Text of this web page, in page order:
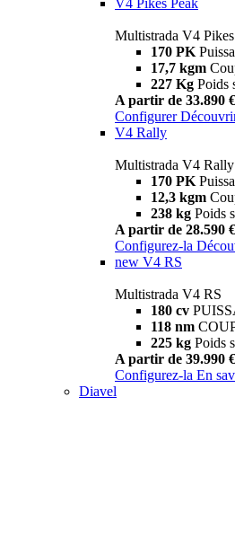
Multistrada V4
170 PK
17,7 kgm
227 Kg Poids
A partir de 33.890 €
Configurer
V4 Rally
Multistrada V4 Rally
170 PK
12,3 kgm
238 kg Poids
A partir de 28.590 €
Configurez-la
new V4 RS
Multistrada V4 RS
180 cv
118 nm
225 kg Poids
A partir de 39.990 €
Configurez-la En
Diavel